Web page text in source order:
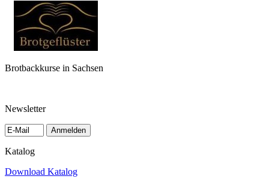
Brotbackkurse in Sachsen
Newsletter
Anmelden
Katalog
Download Katalog